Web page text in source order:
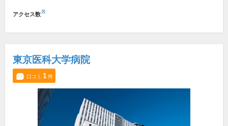
アクセス数※
東京医科大学病院
口コミ 1件